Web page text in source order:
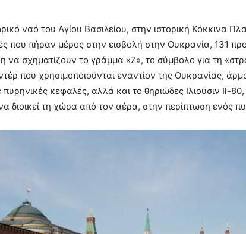
ναό του Αγίου Βασιλείου, στην ιστορική Κόκκινα
που πήραν μέρος στην εισβολή στην Ουκρανία, 131
σχηματίζουν το γράμμα «Z», το σύμβολο για τη
που χρησιμοποιούνται εναντίον της Ουκρανίας,
κεφαλές, αλλά και το θηριώδες Ιλιούσιν Il-80,
διοικεί τη χώρα από τον αέρα, στην περίπτωση ενός